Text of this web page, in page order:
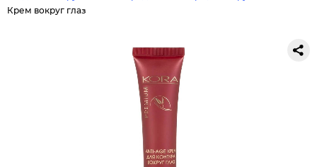
Крем вокруг глаз